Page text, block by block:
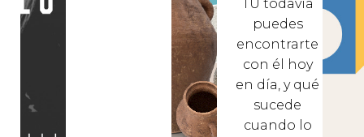
TÚ todavía
puedes
encontrarte
con él hoy
en día, y qué
sucede
cuando lo